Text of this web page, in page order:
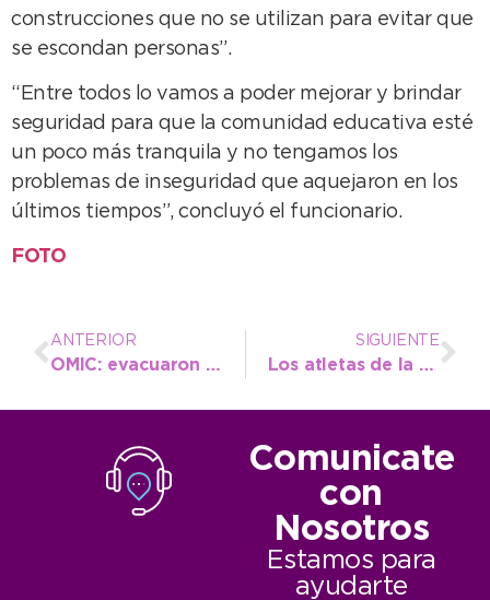
construcciones que no se utilizan para evitar que
se escondan personas”.
“Entre todos lo vamos a poder mejorar y brindar
seguridad para que la comunidad educativa esté
un poco más tranquila y no tengamos los
problemas de inseguridad que aquejaron en los
últimos tiempos”, concluyó el funcionario.
FOTO
ANTERIOR
OMIC: evacuaron 361 consultas en marzo y los servicios de TV encabezaron la lista de reclamos
SIGUIENTE
Los atletas de la escuela municipal siguen consolidándose dentro de la elite nacional
Comunicate
con
Nosotros
Estamos para
ayudarte